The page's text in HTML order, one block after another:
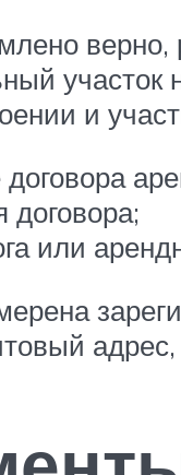
верно,
участок
и
договора;
или